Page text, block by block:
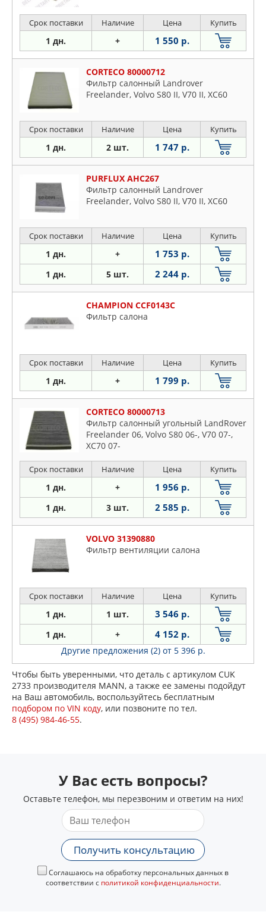
Срок поставки Наличие Цена Купить
1 дн. + 1 550 р.
CORTECO 80000712
Фильтр салонный Landrover
Freelander, Volvo S80 II, V70 II, XC60
Срок поставки Наличие Цена Купить
1 дн. 2 шт. 1 747 р.
PURFLUX AHC267
Фильтр салонный Landrover
Freelander, Volvo S80 II, V70 II, XC60
Срок поставки Наличие Цена Купить
1 дн. + 1 753 р.
1 дн. 5 шт. 2 244 р.
CHAMPION CCF0143C
Фильтр салона
Срок поставки Наличие Цена Купить
1 дн. + 1 799 р.
CORTECO 80000713
Фильтр салонный угольный LandRover
Freelander 06, Volvo S80 06-, V70 07-,
XC70 07-
Срок поставки Наличие Цена Купить
1 дн. + 1 956 р.
1 дн. 3 шт. 2 585 р.
VOLVO 31390880
Фильтр вентиляции салона
Срок поставки Наличие Цена Купить
1 дн. 1 шт. 3 546 р.
1 дн. + 4 152 р.
Другие предложения (2) от 5 396 р.
Чтобы быть уверенными, что деталь с артикулом CUK
2733 производителя MANN, а также ее замены подойдут
на Ваш автомобиль, воспользуйтесь бесплатным
подбором по VIN коду, или позвоните по тел.
8 (495) 984-46-55.
У Вас есть вопросы?
Оставьте телефон, мы перезвоним и ответим на них!
Получить консультацию
Соглашаюсь на обработку персональных данных в
соответствии с политикой конфиденциальности.